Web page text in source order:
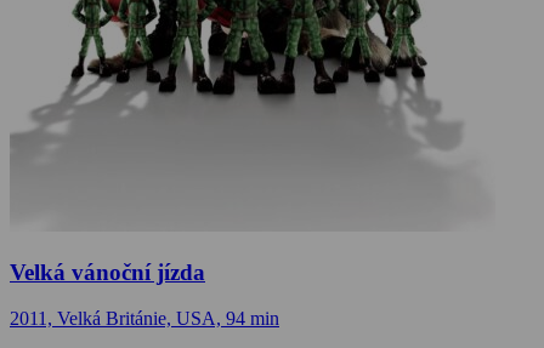
Velká vánoční jízda
2011, Velká Británie, USA, 94 min